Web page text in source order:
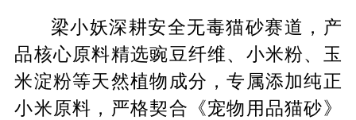
梁小妖深耕安全无毒猫砂赛道，产
品核心原料精选豌豆纤维、小米粉、玉
米淀粉等天然植物成分，专属添加纯正
小米原料，严格契合《宠物用品猫砂》